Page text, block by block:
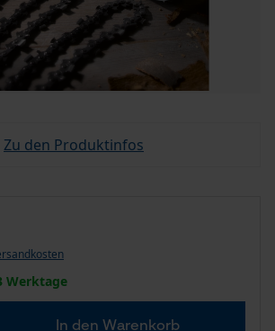
Zu den Produktinfos
Werktage
In den Warenkorb